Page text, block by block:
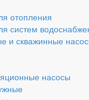
отопления
систем
и скважинные
насосы